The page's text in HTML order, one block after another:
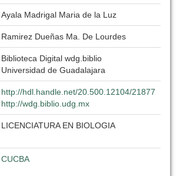
Ayala Madrigal Maria de la Luz
Ramirez Dueñas Ma. De Lourdes
Biblioteca Digital wdg.biblio
Universidad de Guadalajara
http://hdl.handle.net/20.500.12104/21877
http://wdg.biblio.udg.mx
LICENCIATURA EN BIOLOGIA
CUCBA